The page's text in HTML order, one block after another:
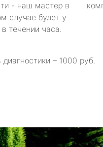
- наш мастер в
случае будет у
течении часа.
– 1000 руб.